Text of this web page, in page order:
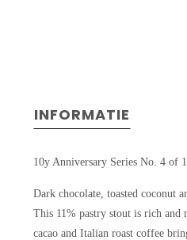
INFORMATIE
10y Anniversary Series No. 4 of
Dark chocolate, toasted coconut
This 11% pastry stout is rich and
cacao and Italian roast coffee